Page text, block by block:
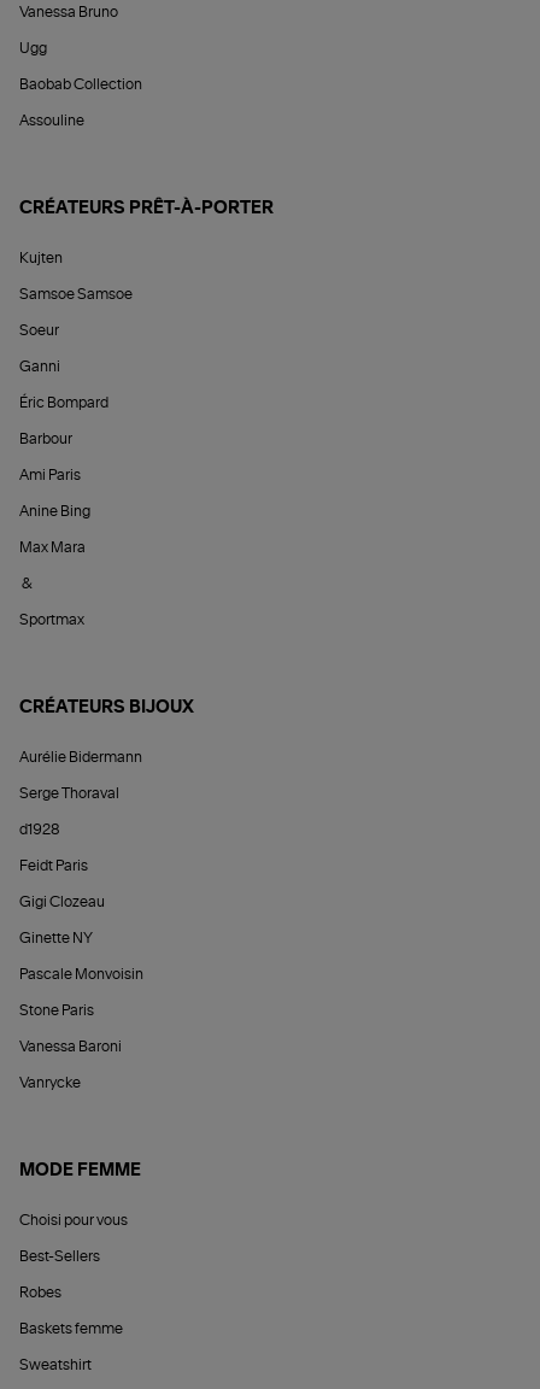
Vanessa Bruno
Ugg
Baobab Collection
Assouline
CRÉATEURS PRÊT-À-PORTER
Kujten
Samsoe Samsoe
Soeur
Ganni
Éric Bompard
Barbour
Ami Paris
Anine Bing
Max Mara
&
Sportmax
CRÉATEURS BIJOUX
Aurélie Bidermann
Serge Thoraval
d1928
Feidt Paris
Gigi Clozeau
Ginette NY
Pascale Monvoisin
Stone Paris
Vanessa Baroni
Vanrycke
MODE FEMME
Choisi pour vous
Best-Sellers
Robes
Baskets femme
Sweatshirt